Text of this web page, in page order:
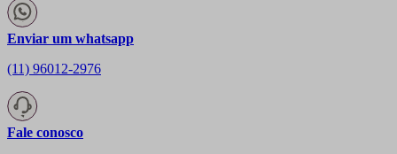
Enviar um whatsapp
(11) 96012-2976
Fale conosco